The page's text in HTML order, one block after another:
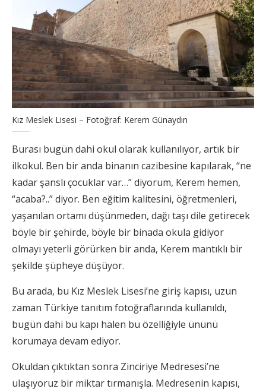
Kız Meslek Lisesi – Fotoğraf: Kerem Günaydın
Burası bugün dahi okul olarak kullanılıyor, artık bir
ilkokul. Ben bir anda binanın cazibesine kapılarak, “ne
kadar şanslı çocuklar var…” diyorum, Kerem hemen,
“acaba?..” diyor. Ben eğitim kalitesini, öğretmenleri,
yaşanılan ortamı düşünmeden, dağı taşı dile getirecek
böyle bir şehirde, böyle bir binada okula gidiyor
olmayı yeterli görürken bir anda, Kerem mantıklı bir
şekilde şüpheye düşüyor.
Bu arada, bu Kız Meslek Lisesi’ne giriş kapısı, uzun
zaman Türkiye tanıtım fotoğraflarında kullanıldı,
bugün dahi bu kapı halen bu özelliğiyle ününü
korumaya devam ediyor.
Okuldan çıktıktan sonra Zinciriye Medresesi’ne
ulaşıyoruz bir miktar tırmanışla. Medresenin kapısı,